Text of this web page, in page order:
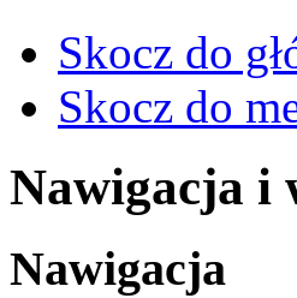
Skocz do
Skocz do
Nawigacja i
Nawigacja